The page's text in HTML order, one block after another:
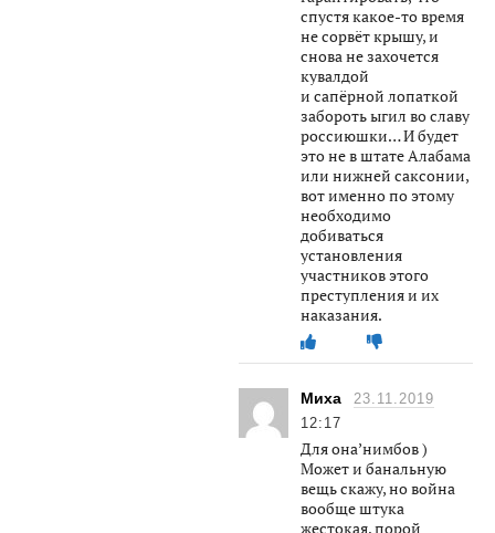
спустя какое-то время
не сорвёт крышу, и
снова не захочется
кувалдой
и сапёрной лопаткой
забороть ыгил во славу
россиюшки… И будет
это не в штате Алабама
или нижней саксонии,
вот именно по этому
необходимо
добиваться
установления
участников этого
преступления и их
наказания.
Миха
23.11.2019
12:17
Для она’нимбов )
Может и банальную
вещь скажу, но война
вообще штука
жестокая, порой